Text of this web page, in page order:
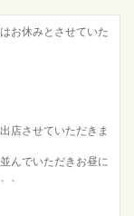
お休みとさせていた
店させていただきま
んでいただきお昼に
、